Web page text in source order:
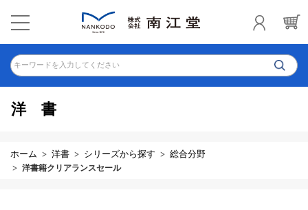
キーワードを入力してください
洋書
ホーム 洋書 シリーズから探す 総合分野
洋書籍クリアランスセール